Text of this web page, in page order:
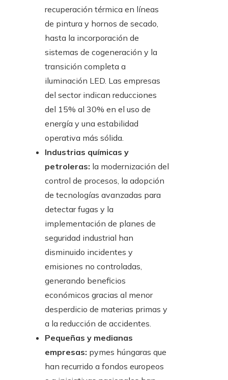
recuperación térmica en líneas
de pintura y hornos de secado,
hasta la incorporación de
sistemas de cogeneración y la
transición completa a
iluminación LED. Las empresas
del sector indican reducciones
del 15% al 30% en el uso de
energía y una estabilidad
operativa más sólida.
Industrias químicas y
petroleras: la modernización del
control de procesos, la adopción
de tecnologías avanzadas para
detectar fugas y la
implementación de planes de
seguridad industrial han
disminuido incidentes y
emisiones no controladas,
generando beneficios
económicos gracias al menor
desperdicio de materias primas y
a la reducción de accidentes.
Pequeñas y medianas
empresas: pymes húngaras que
han recurrido a fondos europeos